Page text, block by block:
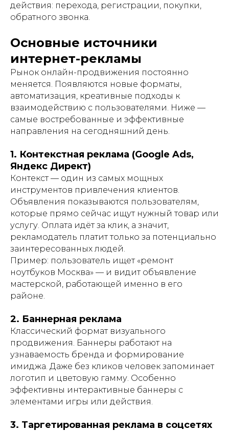
действия: перехода, регистрации, покупки,
обратного звонка.
Основные источники
интернет-рекламы
Рынок онлайн-продвижения постоянно
меняется. Появляются новые форматы,
автоматизация, креативные подходы к
взаимодействию с пользователями. Ниже —
самые востребованные и эффективные
направления на сегодняшний день.
1. Контекстная реклама (Google Ads,
Яндекс Директ)
Контекст — один из самых мощных
инструментов привлечения клиентов.
Объявления показываются пользователям,
которые прямо сейчас ищут нужный товар или
услугу. Оплата идёт за клик, а значит,
рекламодатель платит только за потенциально
заинтересованных людей.
Пример: пользователь ищет «ремонт
ноутбуков Москва» — и видит объявление
мастерской, работающей именно в его
районе.
2. Баннерная реклама
Классический формат визуального
продвижения. Баннеры работают на
узнаваемость бренда и формирование
имиджа. Даже без кликов человек запоминает
логотип и цветовую гамму. Особенно
эффективны интерактивные баннеры с
элементами игры или действия.
3. Таргетированная реклама в соцсетях